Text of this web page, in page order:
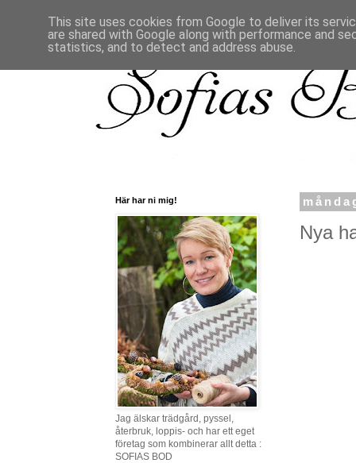
Nya
Här har ni mig!
Jag älskar trädgård, pyssel,
återbruk, loppis- och har ett eget
företag som kombinerar allt detta :
SOFIAS BOD
This site uses cookies from Google to deliver its
are shared with Google along with performance and
statistics, and to detect and address abuse.